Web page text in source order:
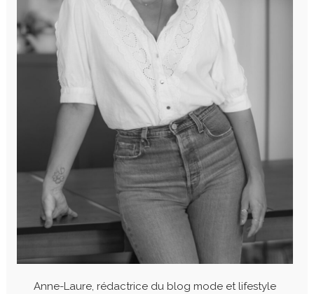
Anne-Laure, rédactrice du blog mode et lifestyle